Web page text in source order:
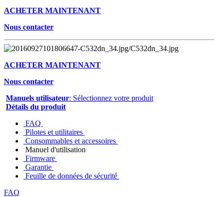
ACHETER MAINTENANT
Nous contacter
ACHETER MAINTENANT
Nous contacter
Manuels utilisateur: Sélectionnez votre produit
Détails du produit
FAQ
Pilotes et utilitaires
Consommables et accessoires
Manuel d'utilisation
Firmware
Garantie
Feuille de données de sécurité
FAQ